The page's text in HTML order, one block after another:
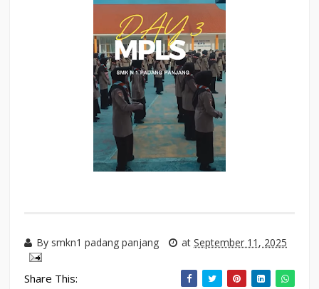
By smkn1 padang panjang atSeptember 11, 2025
Share This: